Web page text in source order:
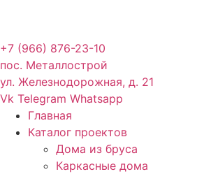
+7 (966) 876-23-10
пос. Металлострой
ул. Железнодорожная, д. 21
Vk Telegram Whatsapp
Главная
Каталог проектов
Дома из бруса
Каркасные дома